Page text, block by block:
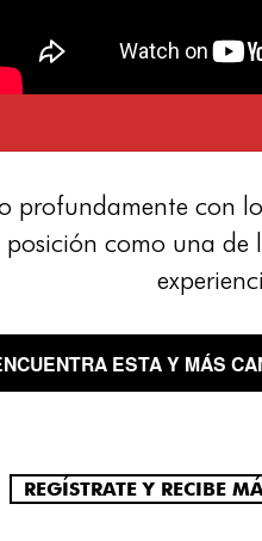
profundamente con
posición como una
ESTA Y MÁS
REGÍSTRATE Y RECIBE